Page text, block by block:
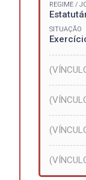
REGIME /
SITUAÇÃO